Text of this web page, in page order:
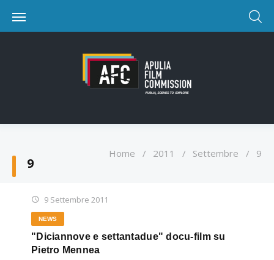
9
Home / 2011 / Settembre / 9
9 Settembre 2011
NEWS
"Diciannove e settantadue" docu-film su
Pietro Mennea